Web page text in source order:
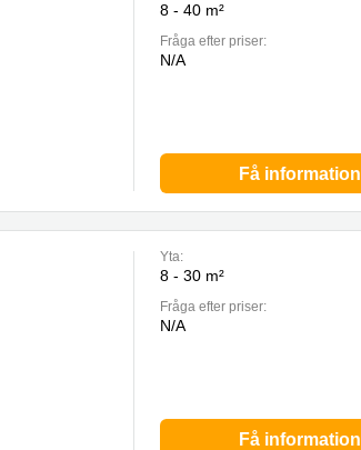
8 - 40 m²
Fråga efter priser:
N/A
Få information
Yta:
8 - 30 m²
Fråga efter priser:
N/A
Få information